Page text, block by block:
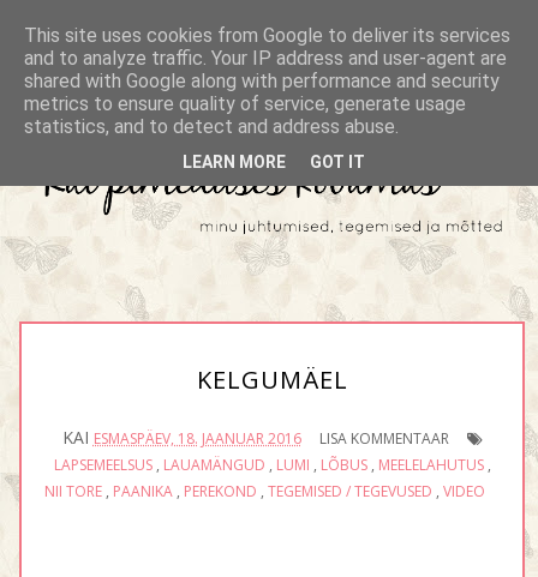
KELGUMÄEL
KAI ESMASPÄEV, 18. JAANUAR 2016
LISA KOMMENTAAR
LAPSEMEELSUS, LAUAMÄNGUD , LUMI , LÕBUS, MEELELAHUTUS,
NII TORE , PAANIKA , PEREKOND , TEGEMISED / TEGEVUSED , VIDEO
This site uses cookies from Google to deliver its services
and to analyze traffic. Your IP address and user-agent are
shared with Google along with performance and security
metrics to ensure quality of service, generate usage
statistics, and to detect and address abuse.
LEARN MORE GOT IT